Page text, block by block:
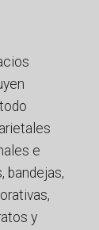
e
bandejas,
y